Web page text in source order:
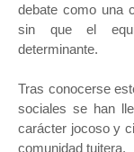
debate como una
sin que el
determinante.
Tras conocerse
sociales se han
carácter jocoso y
comunidad tuitera.